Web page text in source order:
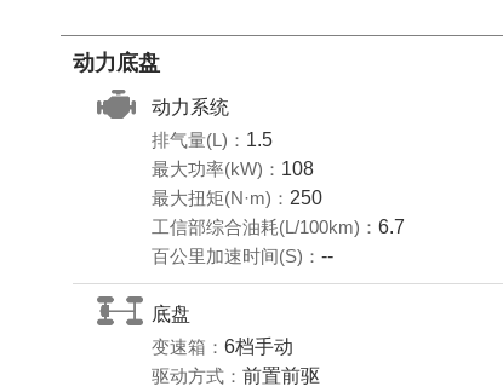
动力底盘
动力系统
排气量(L)： 1.5
最大功率(kW)： 108
最大扭矩(N·m)： 250
工信部综合油耗(L/100km)： 6.7
百公里加速时间(S)： --
底盘
变速箱： 6档手动
驱动方式： 前置前驱